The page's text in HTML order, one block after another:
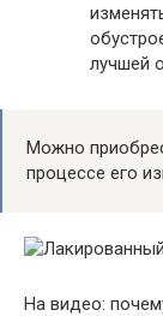
лучшей
Можно
процессе его
На видео: